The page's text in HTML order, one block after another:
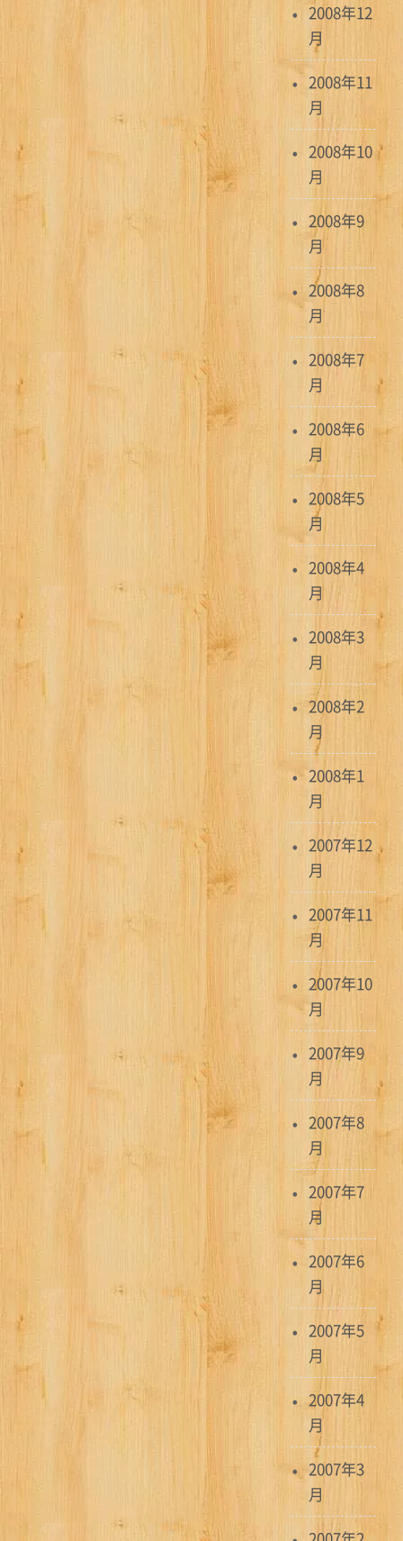
2008年12
月
2008年11
月
2008年10
月
2008年9
月
2008年8
月
2008年7
月
2008年6
月
2008年5
月
2008年4
月
2008年3
月
2008年2
月
2008年1
月
2007年12
月
2007年11
月
2007年10
月
2007年9
月
2007年8
月
2007年7
月
2007年6
月
2007年5
月
2007年4
月
2007年3
月